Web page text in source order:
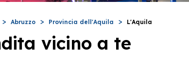
Abruzzo Provincia dell'Aquila L'Aquila
vicino a te